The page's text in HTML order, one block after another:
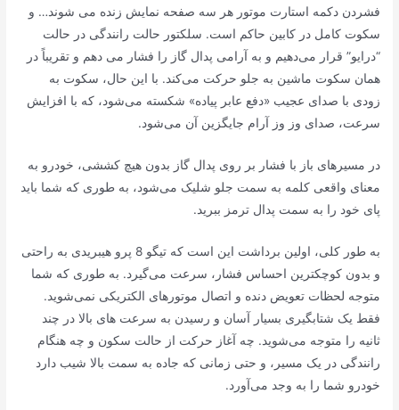
فشردن دکمه استارت موتور هر سه صفحه نمایش زنده می شوند… و
سکوت کامل در کابین حاکم است. سلکتور حالت رانندگی در حالت
“درایو” قرار می‌دهیم و به آرامی پدال گاز را فشار می دهم و تقریباً در
همان سکوت ماشین به جلو حرکت می‌کند. با این حال، سکوت به
زودی با صدای عجیب «دفع عابر پیاده» شکسته می‌شود، که با افزایش
سرعت، صدای وز وز آرام جایگزین آن می‌شود.
در مسیرهای باز با فشار بر روی پدال گاز بدون هیچ کششی، خودرو به
معنای واقعی کلمه به سمت جلو شلیک می‌شود، به طوری که شما باید
پای خود را به سمت پدال ترمز ببرید.
به طور کلی، اولین برداشت این است که تیگو 8 پرو هیبریدی به راحتی
و بدون کوچکترین احساس فشار، سرعت می‌گیرد. به طوری که شما
متوجه لحظات تعویض دنده و اتصال موتورهای الکتریکی نمی‌شوید.
فقط یک شتابگیری بسیار آسان و رسیدن به سرعت های بالا در چند
ثانیه را متوجه می‌شوید. چه آغاز حرکت از حالت سکون و چه هنگام
رانندگی در یک مسیر، و حتی زمانی که جاده به سمت بالا شیب دارد
خودرو شما را به وجد می‌آورد.